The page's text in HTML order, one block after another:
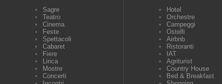
Sagre
Teatro
Cinema
Feste
Spettacoli
Cabaret
Fiere
Lirica
Mostre
Concerti
Hotel
Orchestre
Campeggi
Ostelli
Airbnb
Ristoranti
IAT
Agriturist
Country House
Bed & Breakfast